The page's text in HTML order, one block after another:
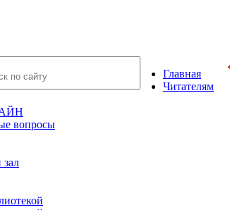
Главная
Читателям
вопросы